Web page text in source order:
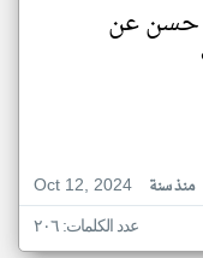
حسن عن
Oct 12, 2024
منذ سنة
عدد الكلمات: ٢٠٦